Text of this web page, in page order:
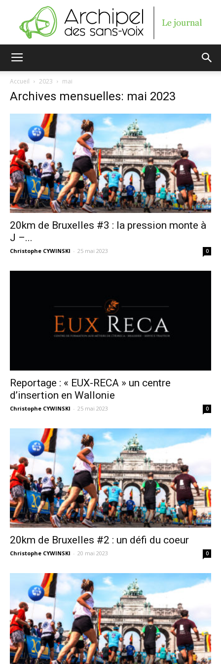
sans-
voix
Accueil 2023 mai
Archives mensuelles: mai 2023
20km de Bruxelles #3 : la pression monte à
J –...
Christophe CYWINSKI - 25 mai 2023 0
Reportage : « EUX-RECA » un centre
d’insertion en Wallonie
Christophe CYWINSKI - 25 mai 2023 0
20km de Bruxelles #2 : un défi du coeur
Christophe CYWINSKI - 20 mai 2023 0